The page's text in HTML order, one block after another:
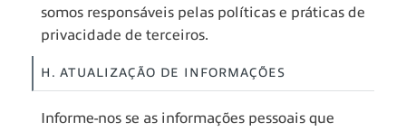
somos responsáveis pelas políticas e práticas de
privacidade de terceiros.
H. ATUALIZAÇÃO DE INFORMAÇÕES
Informe-nos se as informações pessoais que